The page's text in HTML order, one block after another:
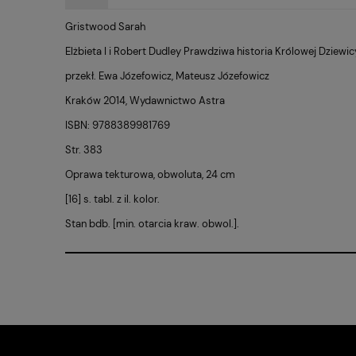
Gristwood Sarah
Elżbieta I i Robert Dudley Prawdziwa historia Królowej
przekł. Ewa Józefowicz, Mateusz Józefowicz
Kraków 2014, Wydawnictwo Astra
ISBN: 9788389981769
Str. 383
Oprawa tekturowa, obwoluta, 24 cm
[16] s. tabl. z il. kolor.
Stan bdb. [min. otarcia kraw. obwol.].